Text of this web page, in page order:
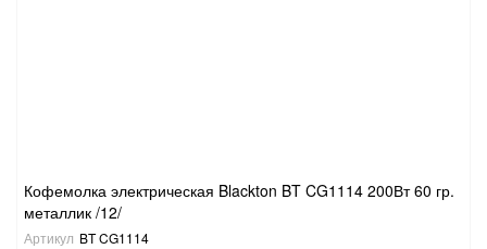
Кофемолка электрическая Blackton BT CG1114 200Вт 60 гр.
металлик /12/
Артикул BT CG1114